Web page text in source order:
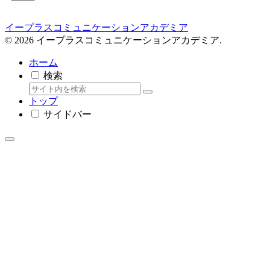
イープラスコミュニケーションアカデミア
© 2026 イープラスコミュニケーションアカデミア.
ホーム
検索
トップ
サイドバー